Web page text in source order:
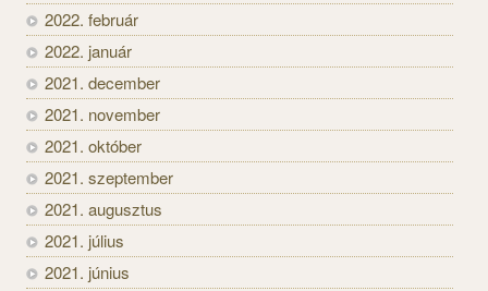
2022. február
2022. január
2021. december
2021. november
2021. október
2021. szeptember
2021. augusztus
2021. július
2021. június